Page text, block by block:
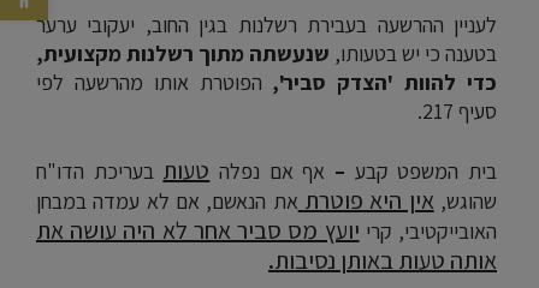
לעניין ההרשעה בעבירת רשלנות בגין החוב, יעקובי ערער
בטענה כי יש בטעותו, שנעשתה מתוך רשלנות מקצועית,
כדי להוות 'הצדק סביר', הפוטרת אותו מהרשעה לפי
סעיף 217.
בית המשפט קבע – אף אם נפלה טעות בעריכת הדו"ח
שהוגש, אין היא פוטרת את הנאשם, אם לא עמדה במבחן
האובייקטיבי, קרי יועץ מס סביר אחר לא היה עושה את
אותה טעות באותן נסיבות.